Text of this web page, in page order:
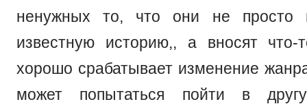
ненужных то, что они не просто
известную историю,, а вносят
хорошо срабатывает изменение
может попытаться пойти в